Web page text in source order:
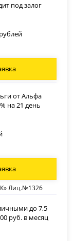
под залог
рублей
от Альфа
на 21 день
Лиц.№1326
до 7,5
руб. в месяц